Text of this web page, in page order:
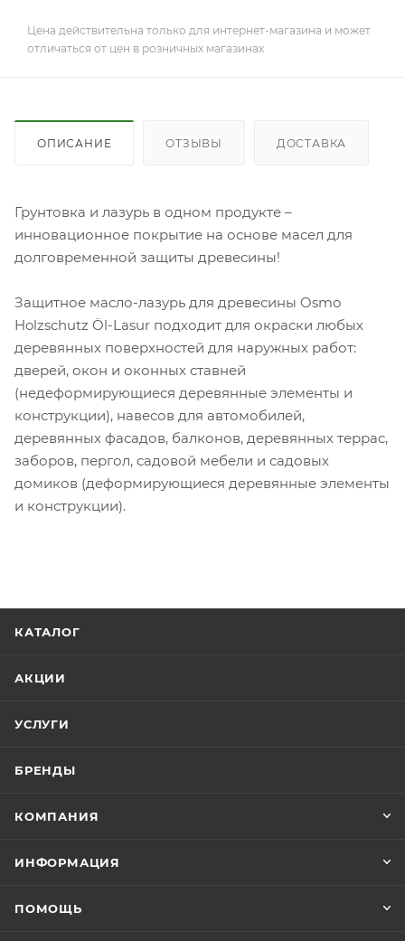
Цена действительна только для интернет-магазина и может
отличаться от цен в розничных магазинах
ОПИСАНИЕ ОТЗЫВЫ ДОСТАВКА
Грунтовка и лазурь в одном продукте –
инновационное покрытие на основе масел для
долговременной защиты древесины!
Защитное масло-лазурь для древесины Osmo
Holzschutz Öl-Lasur подходит для окраски любых
деревянных поверхностей для наружных работ:
дверей, окон и оконных ставней
(недеформирующиеся деревянные элементы и
конструкции), навесов для автомобилей,
деревянных фасадов, балконов, деревянных террас,
заборов, пергол, садовой мебели и садовых
домиков (деформирующиеся деревянные элементы
и конструкции).
КАТАЛОГ
АКЦИИ
УСЛУГИ
БРЕНДЫ
КОМПАНИЯ
ИНФОРМАЦИЯ
ПОМОЩЬ